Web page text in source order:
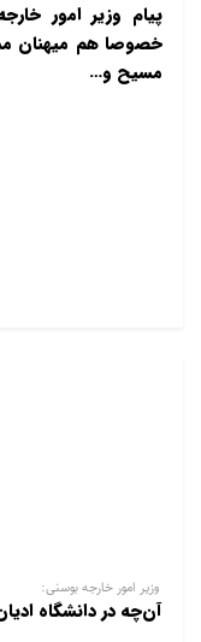
پیام وزیر امور
خصوصا هم میهنان
مسیح و…
وزیر امور خارجه بوسنی:
آن‌چه در دانشگاه